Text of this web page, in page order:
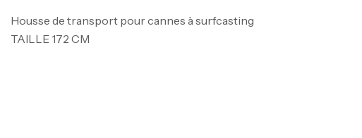
Housse de transport pour cannes à surfcasting
TAILLE 172 CM